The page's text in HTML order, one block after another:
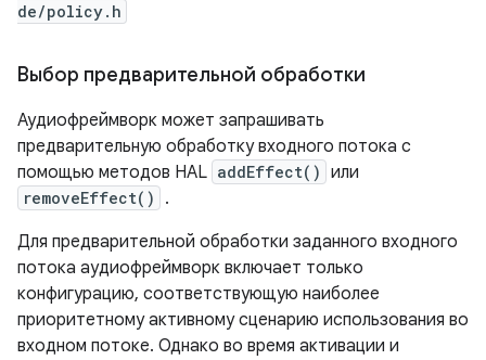
de/policy.h
Выбор предварительной обработки
Аудиофреймворк может запрашивать
предварительную обработку входного потока с
помощью методов HAL addEffect() или
removeEffect()
.
Для предварительной обработки заданного входного
потока аудиофреймворк включает только
конфигурацию, соответствующую наиболее
приоритетному активному сценарию использования во
входном потоке. Однако во время активации и